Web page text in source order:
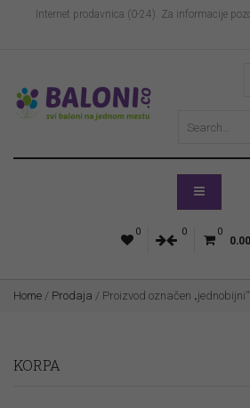
Internet prodavnica (0-24). Za informacije
0 0 0
0.00
Home / Prodaja / Proizvod označen „jednobijni“
KORPA